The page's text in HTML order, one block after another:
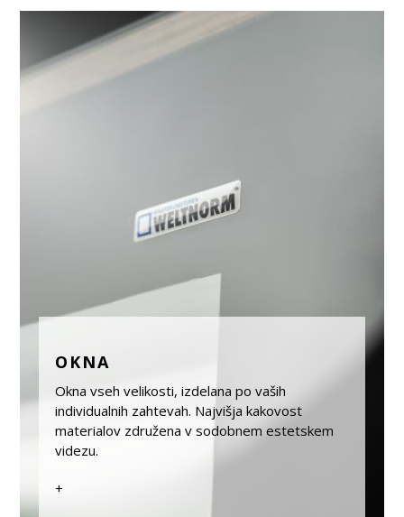
OKNA
Okna vseh velikosti, izdelana po vaših
individualnih zahtevah. Najvišja kakovost
materialov združena v sodobnem estetskem
videzu.
+